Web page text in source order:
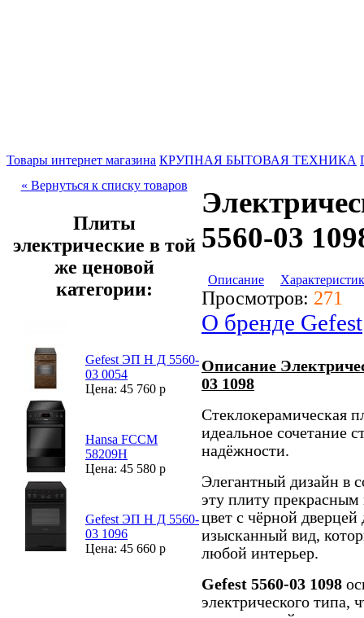
Товары интернет магазина КРУПНАЯ БЫТОВАЯ ТЕХНИКА
« Вернуться к списку товаров
Плиты
электрические в той
же ценовой
категории:
Gefest ЭП Н Д 5560-
03 0054
Цена: 45 760 р
Hansa FCCM
58209H
Цена: 45 580 р
Gefest ЭП Н Д 5560-
03 1096
Цена: 45 660 р
5560-03
Описание
Просмотров: 271
О бренде Gefest
Описание
03 1098
Стеклокерамическая
идеальное сочетание
надёжности.
Элегантный дизайн в
эту плиту
цвет с чёрной
изысканный вид,
любой интерьер.
Gefest 5560-03 1098
электрического типа,